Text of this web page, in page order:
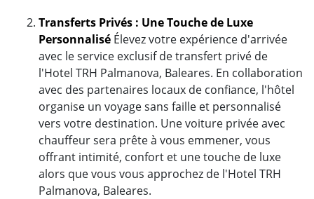
Transferts Privés : Une Touche de Luxe
Personnalisé Élevez votre expérience d'arrivée
avec le service exclusif de transfert privé de
l'Hotel TRH Palmanova, Baleares. En collaboration
avec des partenaires locaux de confiance, l'hôtel
organise un voyage sans faille et personnalisé
vers votre destination. Une voiture privée avec
chauffeur sera prête à vous emmener, vous
offrant intimité, confort et une touche de luxe
alors que vous vous approchez de l'Hotel TRH
Palmanova, Baleares.